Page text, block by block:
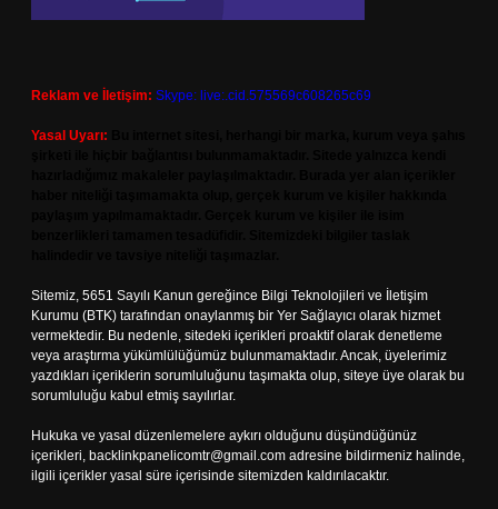
Reklam ve İletişim: Skype: live:.cid.575569c608265c69
Yasal Uyarı:
Sitemiz, 5651 Sayılı Kanun gereğince Bilgi Teknolojileri ve İletişim
Kurumu (BTK) tarafından onaylanmış bir Yer Sağlayıcı olarak hizmet
vermektedir. Bu nedenle, sitedeki içerikleri proaktif olarak denetleme
veya araştırma yükümlülüğümüz bulunmamaktadır. Ancak, üyelerimiz
yazdıkları içeriklerin sorumluluğunu taşımakta olup, siteye üye olarak bu
sorumluluğu kabul etmiş sayılırlar.
Hukuka ve yasal düzenlemelere aykırı olduğunu düşündüğünüz
içerikleri, backlinkpanelicomtr@gmail.com adresine bildirmeniz halinde,
ilgili içerikler yasal süre içerisinde sitemizden kaldırılacaktır.